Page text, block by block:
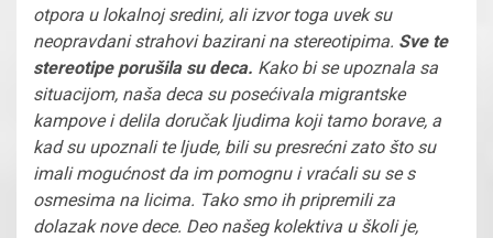
otpora u lokalnoj sredini, ali izvor toga uvek su
neopravdani strahovi bazirani na stereotipima. Sve te
stereotipe porušila su deca. Kako bi se upoznala sa
situacijom, naša deca su posećivala migrantske
kampove i delila doručak ljudima koji tamo borave, a
kad su upoznali te ljude, bili su presrećni zato što su
imali mogućnost da im pomognu i vraćali su se s
osmesima na licima. Tako smo ih pripremili za
dolazak nove dece. Deo našeg kolektiva u školi je,